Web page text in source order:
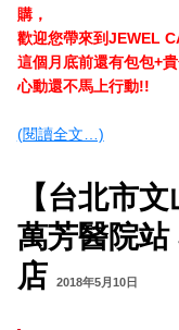
購，
歡迎您帶來到JEWEL
這個月底前還有包包+
心動還不馬上行動!!
(閱讀全文…)
【台北市
萬芳醫院
店
2018年5月10日